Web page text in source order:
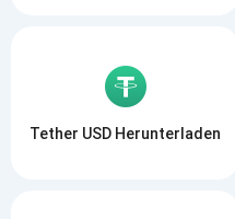
Tether USD Herunterladen